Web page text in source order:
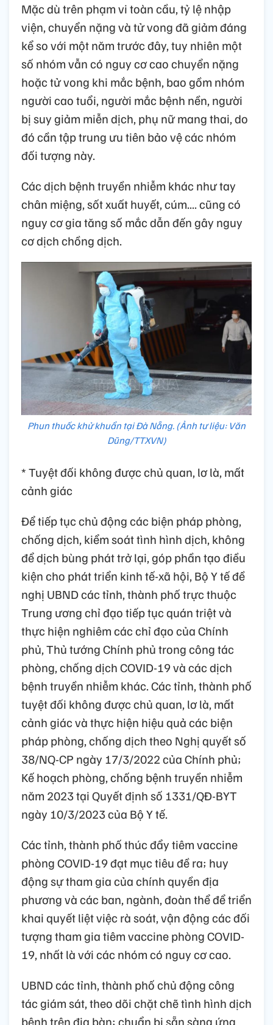
Mặc dù trên phạm vi toàn cầu, tỷ lệ nhập
viện, chuyển nặng và tử vong đã giảm đáng
kể so với một năm trước đây, tuy nhiên một
số nhóm vẫn có nguy cơ cao chuyển nặng
hoặc tử vong khi mắc bệnh, bao gồm nhóm
người cao tuổi, người mắc bệnh nền, người
bị suy giảm miễn dịch, phụ nữ mang thai, do
đó cần tập trung ưu tiên bảo vệ các nhóm
đối tượng này.
Các dịch bệnh truyền nhiễm khác như tay
chân miệng, sốt xuất huyết, cúm.... cũng có
nguy cơ gia tăng số mắc dẫn đến gây nguy
cơ dịch chồng dịch.
Phun thuốc khử khuẩn tại Đà Nẵng. (Ảnh tư liệu: Văn
Dũng/TTXVN)
* Tuyệt đối không được chủ quan, lơ là, mất
cảnh giác
Để tiếp tục chủ động các biện pháp phòng,
chống dịch, kiểm soát tình hình dịch, không
để dịch bùng phát trở lại, góp phần tạo điều
kiện cho phát triển kinh tế-xã hội, Bộ Y tế đề
nghị UBND các tỉnh, thành phố trực thuộc
Trung ương chỉ đạo tiếp tục quán triệt và
thực hiện nghiêm các chỉ đạo của Chính
phủ, Thủ tướng Chính phủ trong công tác
phòng, chống dịch COVID-19 và các dịch
bệnh truyền nhiễm khác. Các tỉnh, thành phố
tuyệt đối không được chủ quan, lơ là, mất
cảnh giác và thực hiện hiệu quả các biện
pháp phòng, chống dịch theo Nghị quyết số
38/NQ-CP ngày 17/3/2022 của Chính phủ;
Kế hoạch phòng, chống bệnh truyền nhiễm
năm 2023 tại Quyết định số 1331/QĐ-BYT
ngày 10/3/2023 của Bộ Y tế.
Các tỉnh, thành phố thúc đẩy tiêm vaccine
phòng COVID-19 đạt mục tiêu đề ra; huy
động sự tham gia của chính quyền địa
phương và các ban, ngành, đoàn thể để triển
khai quyết liệt việc rà soát, vận động các đối
tượng tham gia tiêm vaccine phòng COVID-
19, nhất là với các nhóm có nguy cơ cao.
UBND các tỉnh, thành phố chủ động công
tác giám sát, theo dõi chặt chẽ tình hình dịch
bệnh trên địa bàn; chuẩn bị sẵn sàng ứng